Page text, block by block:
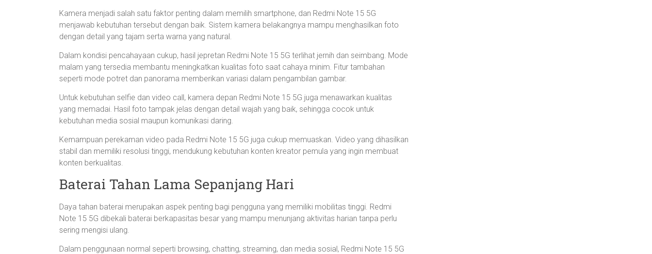
Kamera menjadi salah satu faktor penting dalam memilih smartphone, dan Redmi Note 15 5G
menjawab kebutuhan tersebut dengan baik. Sistem kamera belakangnya mampu menghasilkan foto
dengan detail yang tajam serta warna yang natural.
Dalam kondisi pencahayaan cukup, hasil jepretan Redmi Note 15 5G terlihat jernih dan seimbang. Mode
malam yang tersedia membantu meningkatkan kualitas foto saat cahaya minim. Fitur tambahan
seperti mode potret dan panorama memberikan variasi dalam pengambilan gambar.
Untuk kebutuhan selfie dan video call, kamera depan Redmi Note 15 5G juga menawarkan kualitas
yang memadai. Hasil foto tampak jelas dengan detail wajah yang baik, sehingga cocok untuk
kebutuhan media sosial maupun komunikasi daring.
Kemampuan perekaman video pada Redmi Note 15 5G juga cukup memuaskan. Video yang dihasilkan
stabil dan memiliki resolusi tinggi, mendukung kebutuhan konten kreator pemula yang ingin membuat
konten berkualitas.
Baterai Tahan Lama Sepanjang Hari
Daya tahan baterai merupakan aspek penting bagi pengguna yang memiliki mobilitas tinggi. Redmi
Note 15 5G dibekali baterai berkapasitas besar yang mampu menunjang aktivitas harian tanpa perlu
sering mengisi ulang.
Dalam penggunaan normal seperti browsing, chatting, streaming, dan media sosial, Redmi Note 15 5G